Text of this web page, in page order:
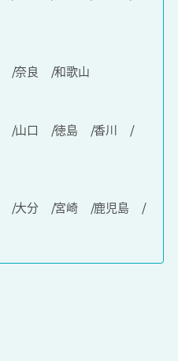
奈良
和歌山
山口 徳島
香川
大分 宮崎
鹿児島